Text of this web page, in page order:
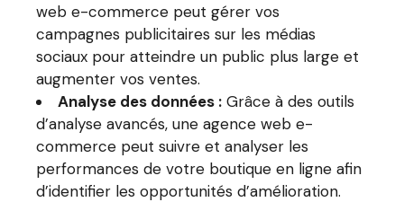
web e-commerce peut gérer vos
campagnes publicitaires sur les médias
sociaux pour atteindre un public plus large et
augmenter vos ventes.
Analyse des données : Grâce à des outils
d’analyse avancés, une agence web e-
commerce peut suivre et analyser les
performances de votre boutique en ligne afin
d’identifier les opportunités d’amélioration.